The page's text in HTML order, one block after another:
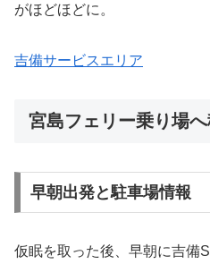
がほどほどに。
吉備サービスエリア
宮島フェリー乗り場
早朝出発と駐車場情報
仮眠を取った後、早朝に吉備